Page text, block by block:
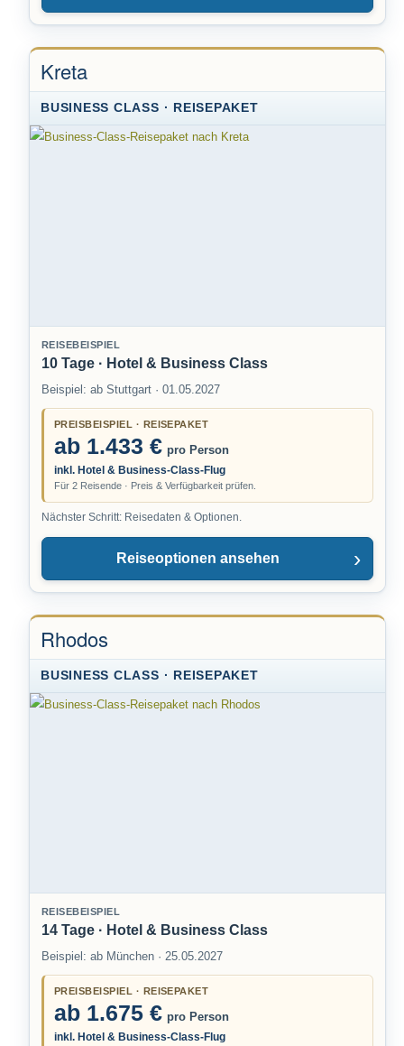
Kreta
BUSINESS CLASS · REISEPAKET
REISEBEISPIEL
10 Tage · Hotel & Business Class
Beispiel: ab Stuttgart · 01.05.2027
PREISBEISPIEL · REISEPAKET
ab 1.433 € pro Person
inkl. Hotel & Business-Class-Flug
Für 2 Reisende · Preis & Verfügbarkeit prüfen.
Nächster Schritt: Reisedaten & Optionen.
Reiseoptionen ansehen
Rhodos
BUSINESS CLASS · REISEPAKET
REISEBEISPIEL
14 Tage · Hotel & Business Class
Beispiel: ab München · 25.05.2027
PREISBEISPIEL · REISEPAKET
ab 1.675 € pro Person
inkl. Hotel & Business-Class-Flug